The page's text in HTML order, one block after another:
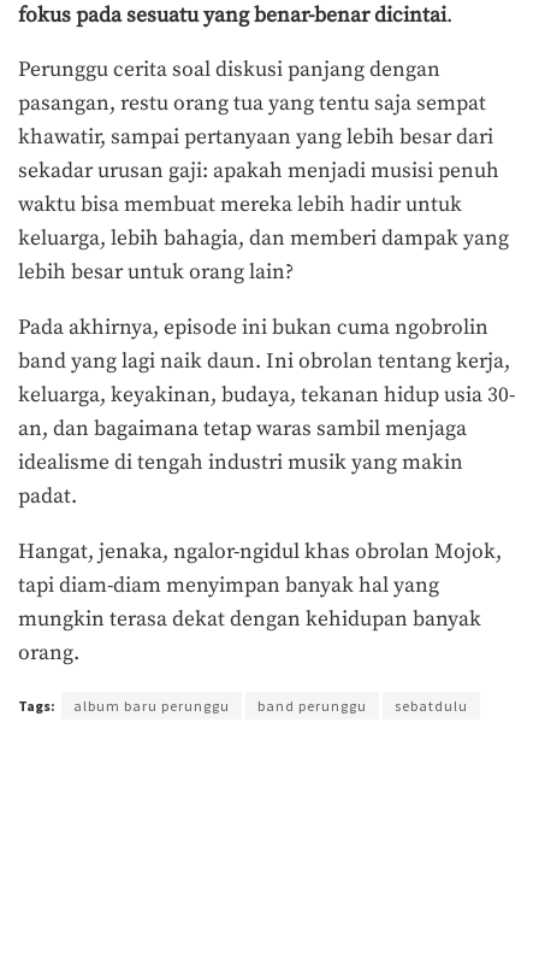
fokus pada sesuatu yang benar-benar dicintai.
Perunggu cerita soal diskusi panjang dengan
pasangan, restu orang tua yang tentu saja sempat
khawatir, sampai pertanyaan yang lebih besar dari
sekadar urusan gaji: apakah menjadi musisi penuh
waktu bisa membuat mereka lebih hadir untuk
keluarga, lebih bahagia, dan memberi dampak yang
lebih besar untuk orang lain?
Pada akhirnya, episode ini bukan cuma ngobrolin
band yang lagi naik daun. Ini obrolan tentang kerja,
keluarga, keyakinan, budaya, tekanan hidup usia 30-
an, dan bagaimana tetap waras sambil menjaga
idealisme di tengah industri musik yang makin
padat.
Hangat, jenaka, ngalor-ngidul khas obrolan Mojok,
tapi diam-diam menyimpan banyak hal yang
mungkin terasa dekat dengan kehidupan banyak
orang.
Tags: album baru perunggu band perunggu sebatdulu